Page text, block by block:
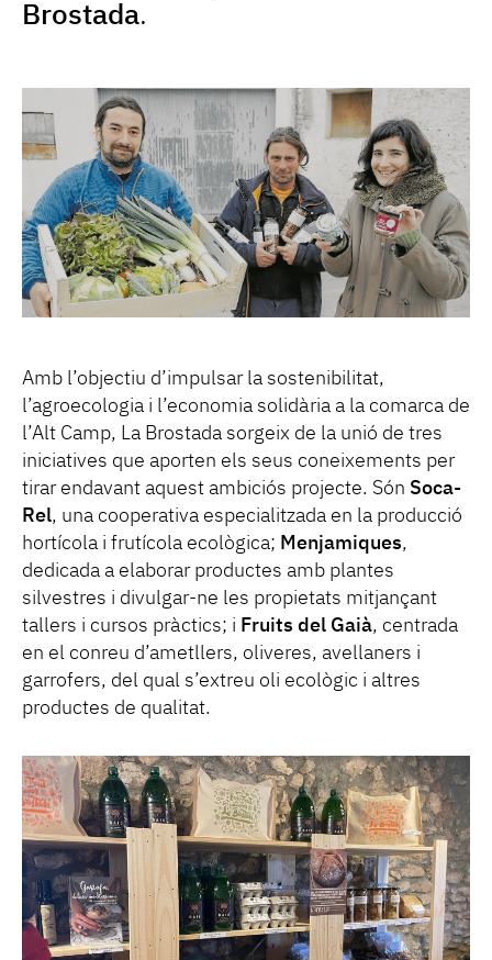
Brostada.
Amb l’objectiu d’impulsar la sostenibilitat,
l’agroecologia i l’economia solidària a la comarca de
l’Alt Camp, La Brostada sorgeix de la unió de tres
iniciatives que aporten els seus coneixements per
tirar endavant aquest ambiciós projecte. Són Soca-
Rel, una cooperativa especialitzada en la producció
hortícola i frutícola ecològica; Menjamiques,
dedicada a elaborar productes amb plantes
silvestres i divulgar-ne les propietats mitjançant
tallers i cursos pràctics; i Fruits del Gaià, centrada
en el conreu d’ametllers, oliveres, avellaners i
garrofers, del qual s’extreu oli ecològic i altres
productes de qualitat.